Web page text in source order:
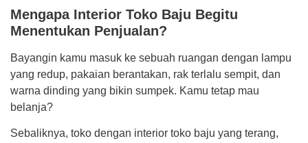
Mengapa Interior Toko Baju Begitu
Menentukan Penjualan?
Bayangin kamu masuk ke sebuah ruangan dengan lampu
yang redup, pakaian berantakan, rak terlalu sempit, dan
warna dinding yang bikin sumpek. Kamu tetap mau
belanja?
Sebaliknya, toko dengan interior toko baju yang terang,